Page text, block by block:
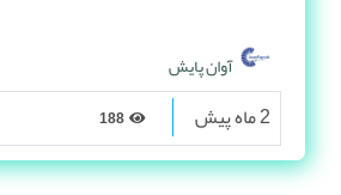
آوان پایش
2 ماه پیش